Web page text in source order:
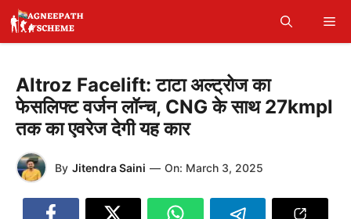
Skip
content
Altroz Facelift: टाटा अल्ट्रोज का
फेसलिफ्ट वर्जन लॉन्च, CNG के साथ 27kmpl
तक का एवरेज देगी यह कार
By Jitendra Saini — On: March 3, 2025